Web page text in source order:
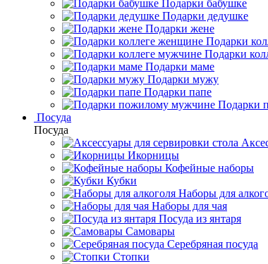
Подарки бабушке
Подарки дедушке
Подарки жене
Подарки
Подарки
Подарки маме
Подарки мужу
Подарки папе
Подарки
Посуда
Посуда
Икорницы
Кофейные наборы
Кубки
Наборы для
Наборы для чая
Посуда из янтаря
Самовары
Серебряная посуда
Стопки